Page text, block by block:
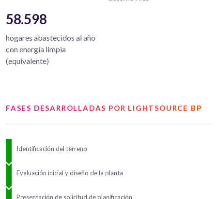
58.598
hogares abastecidos al año
con energía limpia
(equivalente)
FASES DESARROLLADAS POR LIGHTSOURCE BP
Identificación del terreno
Evaluación inicial y diseño de la planta
Presentación de solicitud de planificación